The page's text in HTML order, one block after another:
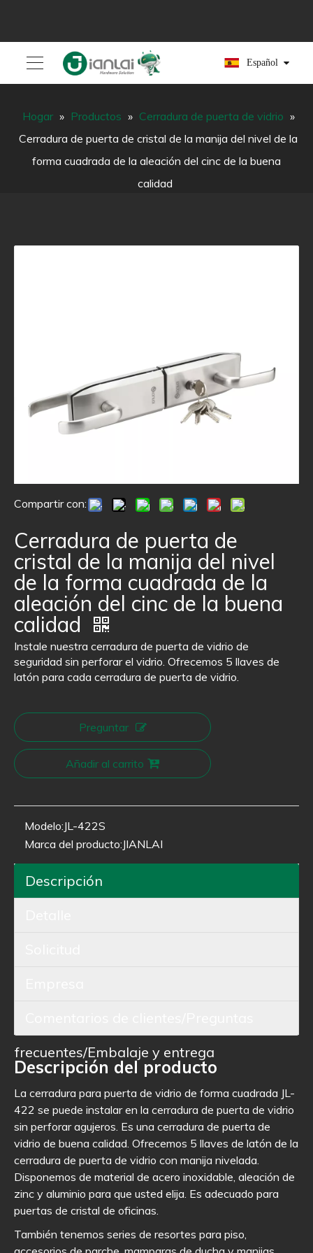
Español
Hogar » Productos » Cerradura de puerta de vidrio »
Cerradura de puerta de cristal de la manija del nivel de la
forma cuadrada de la aleación del cinc de la buena
calidad
Compartir con:
Cerradura de puerta de
cristal de la manija del nivel
de la forma cuadrada de la
aleación del cinc de la buena
calidad
Instale nuestra cerradura de puerta de vidrio de
seguridad sin perforar el vidrio. Ofrecemos 5 llaves de
latón para cada cerradura de puerta de vidrio.
Preguntar
Añadir al carrito
Modelo:JL-422S
Marca del producto:JIANLAI
Descripción
frecuentes/Embalaje y entrega
Descripción del producto
La cerradura para puerta de vidrio de forma cuadrada JL-
422 se puede instalar en la cerradura de puerta de vidrio
sin perforar agujeros. Es una cerradura de puerta de
vidrio de buena calidad. Ofrecemos 5 llaves de latón de la
cerradura de puerta de vidrio con manija nivelada.
Disponemos de material de acero inoxidable, aleación de
zinc y aluminio para que usted elija. Es adecuado para
puertas de cristal de oficinas.
También tenemos series de resortes para piso,